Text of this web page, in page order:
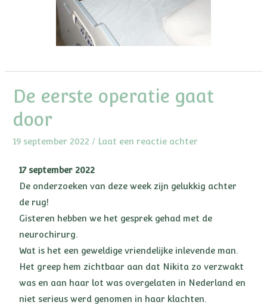
De eerste operatie gaat
door
19 september 2022 / Laat een reactie achter
17 september 2022
De onderzoeken van deze week zijn gelukkig achter
de rug!
Gisteren hebben we het gesprek gehad met de
neurochirurg.
Wat is het een geweldige vriendelijke inlevende man.
Het greep hem zichtbaar aan dat Nikita zo verzwakt
was en aan haar lot was overgelaten in Nederland en
niet serieus werd genomen in haar klachten.